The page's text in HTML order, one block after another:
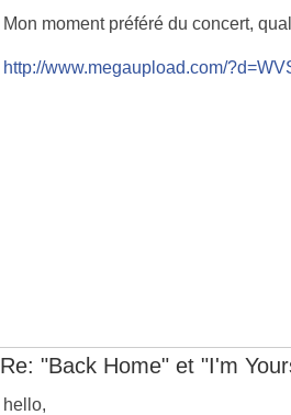
Mon moment préféré du concert,
http://www.megaupload.com/
Re: "Back Home" et "I'm
hello,